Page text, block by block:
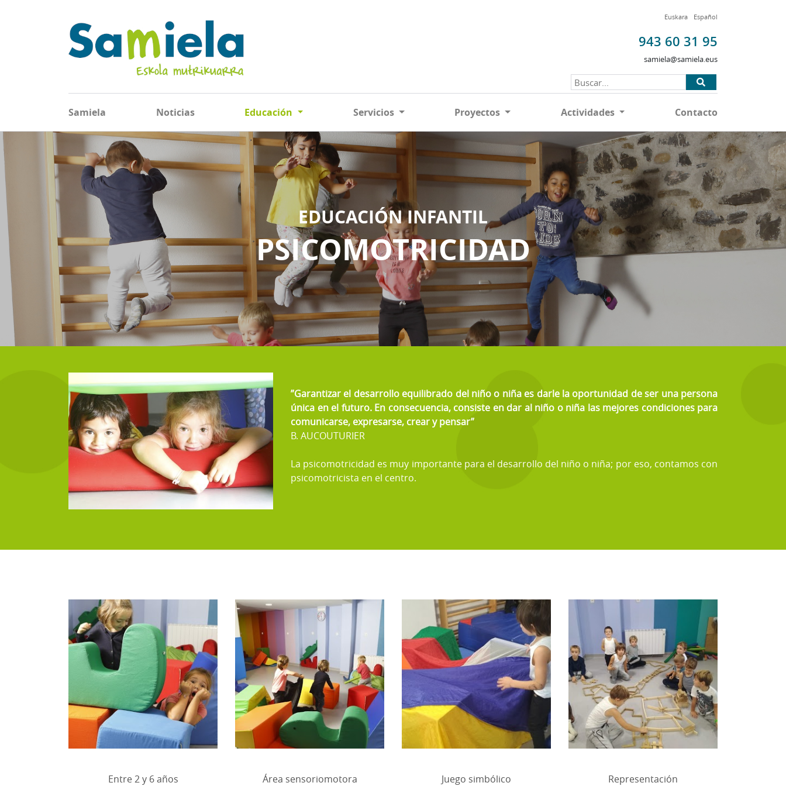
Euskara Español
943 60 31 95
samiela@samiela.eus
Samiela Noticias Educación Servicios Proyectos Actividades Contacto
EDUCACIÓN INFANTIL
PSICOMOTRICIDAD
”Garantizar el desarrollo equilibrado del niño o niña es darle la oportunidad de ser una persona
única en el futuro. En consecuencia, consiste en dar al niño o niña las mejores condiciones para
comunicarse, expresarse, crear y pensar”
B. AUCOUTURIER
La psicomotricidad es muy importante para el desarrollo del niño o niña; por eso, contamos con
psicomotricista en el centro.
Entre 2 y 6 años Área sensoriomotora Juego simbólico Representación